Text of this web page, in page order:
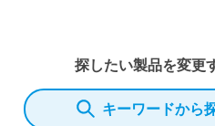
探したい製品を変更
キーワードから